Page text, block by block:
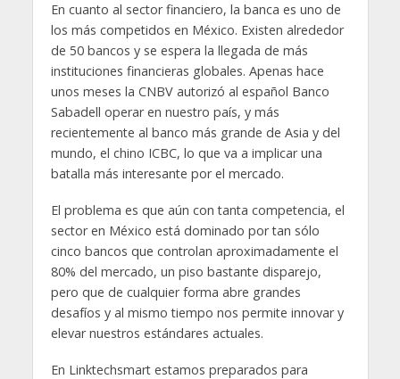
En cuanto al sector financiero, la banca es uno de
los más competidos en México. Existen alrededor
de 50 bancos y se espera la llegada de más
instituciones financieras globales. Apenas hace
unos meses la CNBV autorizó al español Banco
Sabadell operar en nuestro país, y más
recientemente al banco más grande de Asia y del
mundo, el chino ICBC, lo que va a implicar una
batalla más interesante por el mercado.
El problema es que aún con tanta competencia, el
sector en México está dominado por tan sólo
cinco bancos que controlan aproximadamente el
80% del mercado, un piso bastante disparejo,
pero que de cualquier forma abre grandes
desafíos y al mismo tiempo nos permite innovar y
elevar nuestros estándares actuales.
En Linktechsmart estamos preparados para